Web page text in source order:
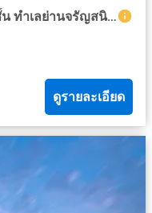
Yield 8%!! ขายตึกอพาร์ทเม้นท์ 7ชั้น ทำเลย่านจรัญสนิทวงศ์ซอย 12 โครงสร้างแข็งแรงมาก กำไรเน้นๆ ปีละ 5.2 ล้าน หากบริหารดีๆ ทำกำไรได้มากกว่านี้
ดูรายละเอียด